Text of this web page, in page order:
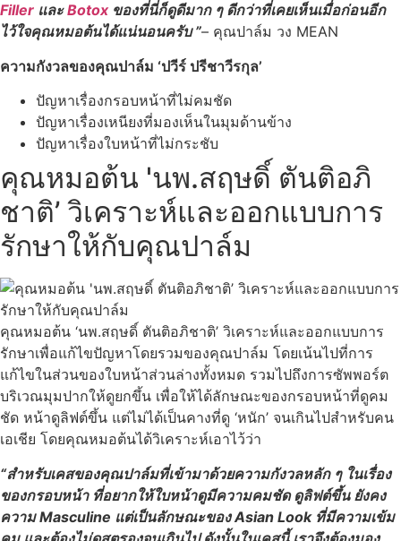
Filler และBotoxของที่นี่ก็ดูดีมาก ๆ ดีกว่าที่เคยเห็นเมื่อก่อนอีก
ไว้ใจคุณหมอต้นได้แน่นอนครับ ”– คุณปาล์ม วง MEAN
ความกังวลของคุณปาล์ม ‘ปวีร์ ปรีชาวีรกุล’
ปัญหาเรื่องกรอบหน้าที่ไม่คมชัด
ปัญหาเรื่องเหนียงที่มองเห็นในมุมด้านข้าง
ปัญหาเรื่องใบหน้าที่ไม่กระชับ
คุณหมอต้น 'นพ.สฤษดิ์ ตันติอภิ
ชาติ’ วิเคราะห์และออกแบบการ
รักษาให้กับคุณปาล์ม
คุณหมอต้น ‘นพ.สฤษดิ์ ตันติอภิชาติ’ วิเคราะห์และออกแบบการ
รักษาเพื่อแก้ไขปัญหาโดยรวมของคุณปาล์ม โดยเน้นไปที่การ
แก้ไขในส่วนของใบหน้าส่วนล่างทั้งหมด รวมไปถึงการซัพพอร์ต
บริเวณมุมปากให้ดูยกขึ้น เพื่อให้ได้ลักษณะของกรอบหน้าที่ดูคม
ชัด หน้าดูลิฟต์ขึ้น แต่ไม่ได้เป็นคางที่ดู ‘หนัก’ จนเกินไปสำหรับคน
เอเชีย โดยคุณหมอต้นได้วิเคราะห์เอาไว้ว่า
“สำหรับเคสของคุณปาล์มที่เข้ามาด้วยความกังวลหลัก ๆ ในเรื่อง
ของกรอบหน้า ที่อยากให้ใบหน้าดูมีความคมชัด ดูลิฟต์ขึ้น ยังคง
ความ Masculine แต่เป็นลักษณะของ Asian Look ที่มีความเข้ม